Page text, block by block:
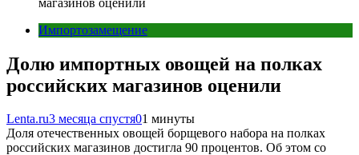
Импортозамещение
Долю импортных овощей на полках
российских магазинов оценили
Lenta.ru3 месяца спустя01 минуты
Доля отечественных овощей борщевого набора на полках
российских магазинов достигла 90 процентов. Об этом со